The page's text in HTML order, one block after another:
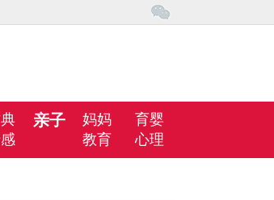
亲子 妈妈
育婴
教育
心理